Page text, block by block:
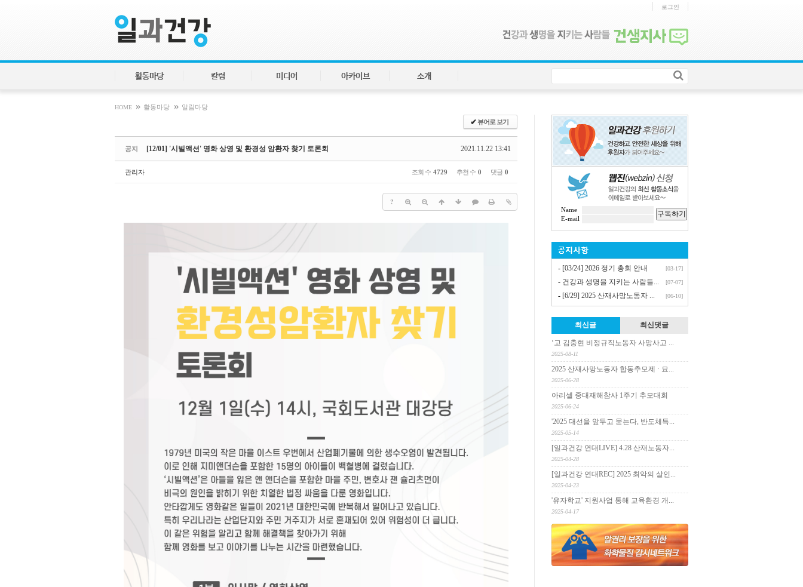
로그인
활동마당 칼럼 미디어 아카이브 소개
HOME » 활동마당 » 알림마당
✔뷰어로 보기
공지 2021.11.22 13:41
[12/01] '시빌액션' 영화 상영 및 환경성 암환자 찾기 토론회
관리자 조회 수 4729 추천 수 0 댓글 0
?
Name 구독하기
E-mail
- [03/24] 2026 정기 총회 안내 [03-17]
- 건강과 생명을 지키는 사람들... [07-07]
- [6/29] 2025 산재사망노동자 ... [06-10]
최신글 최신댓글
‘고 김충현 비정규직노동자 사망사고 ...
2025-08-11
2025 산재사망노동자 합동추모제 · 묘...
2025-06-28
아리셀 중대재해참사 1주기 추모대회
2025-06-24
'2025 대선을 앞두고 묻는다, 반도체특...
2025-05-14
[일과건강 연대LIVE] 4.28 산재노동자...
2025-04-28
[일과건강 연대REC] 2025 최악의 살인...
2025-04-23
'유자학교' 지원사업 통해 교육환경 개...
2025-04-17